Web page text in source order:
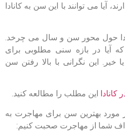
آیا می توانند با این سن به کانادا
حول محور سن و سال می چرخد.
آیا در بازه سنی مطلوبی برای
خیر. این نگرانی با بالا رفتن سن
این مطلب را مطالعه کنید.
مورد بهترین سن برای مهاجرت به
شما از مهاجرت صحبت کنیم: